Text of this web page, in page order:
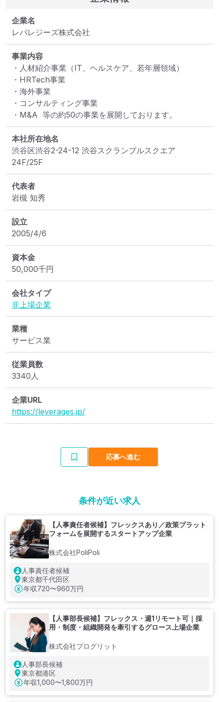
企業名
レバレジーズ株式会社
事業内容
・人材紹介事業（IT、ヘルスケア、若年層領域）
・HRTech事業
・海外事業
・コンサルティング事業
・M&A  等の約50の事業を展開しております。
本社所在地名
渋谷区渋谷2-24-12 渋谷スクランブルスクエア
24F/25F
代表者
岩槻 知秀
設立
2005/4/6
資本金
50,000千円
会社タイプ
非上場企業
業種
サービス業
従業員数
3340人
企業URL
https://leverages.jp/
応募へ進む
条件が近い求人
【人事責任者候補】フレックスあり／政策プラット
フォームを展開するスタートアップ企業
株式会社PoliPoli
人事責任者候補
東京都千代田区
年収720〜960万円
【人事部長候補】フレックス・週1リモート可｜採
用・制度・組織開発を牽引するグロース上場企業
株式会社プログリット
人事部長候補
東京都港区
年収1,000〜1,800万円